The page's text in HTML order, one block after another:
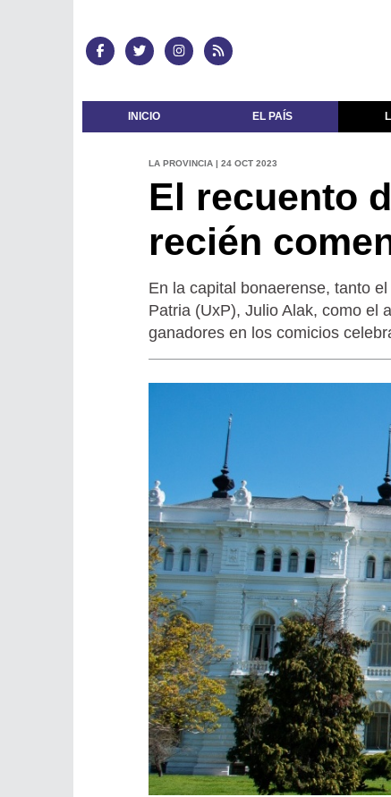
INICIO EL PAÍS
LA PROVINCIA | 24 OCT 2023
El recuento
recién
En la capital bonaerense, tanto
Patria (UxP), Julio Alak, como el
ganadores en los comicios